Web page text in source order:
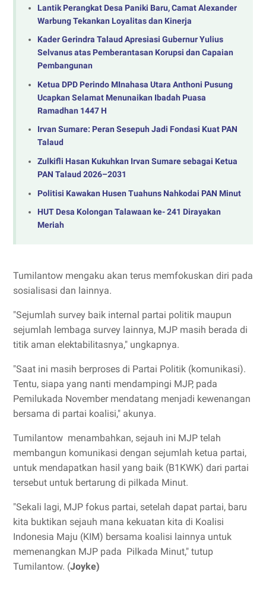
Lantik Perangkat Desa Paniki Baru, Camat Alexander
Warbung Tekankan Loyalitas dan Kinerja
Kader Gerindra Talaud Apresiasi Gubernur Yulius
Selvanus atas Pemberantasan Korupsi dan Capaian
Pembangunan
Ketua DPD Perindo MInahasa Utara Anthoni Pusung
Ucapkan Selamat Menunaikan Ibadah Puasa
Ramadhan 1447 H
Irvan Sumare: Peran Sesepuh Jadi Fondasi Kuat PAN
Talaud
Zulkifli Hasan Kukuhkan Irvan Sumare sebagai Ketua
PAN Talaud 2026–2031
Politisi Kawakan Husen Tuahuns Nahkodai PAN Minut
HUT Desa Kolongan Talawaan ke- 241 Dirayakan
Meriah
Tumilantow mengaku akan terus memfokuskan diri pada
sosialisasi dan lainnya.
"Sejumlah survey baik internal partai politik maupun
sejumlah lembaga survey lainnya, MJP masih berada di
titik aman elektabilitasnya," ungkapnya.
"Saat ini masih berproses di Partai Politik (komunikasi).
Tentu, siapa yang nanti mendampingi MJP, pada
Pemilukada November mendatang menjadi kewenangan
bersama di partai koalisi," akunya.
Tumilantow menambahkan, sejauh ini MJP telah
membangun komunikasi dengan sejumlah ketua partai,
untuk mendapatkan hasil yang baik (B1KWK) dari partai
tersebut untuk bertarung di pilkada Minut.
"Sekali lagi, MJP fokus partai, setelah dapat partai, baru
kita buktikan sejauh mana kekuatan kita di Koalisi
Indonesia Maju (KIM) bersama koalisi lainnya untuk
memenangkan MJP pada Pilkada Minut," tutup
Tumilantow. (Joyke)